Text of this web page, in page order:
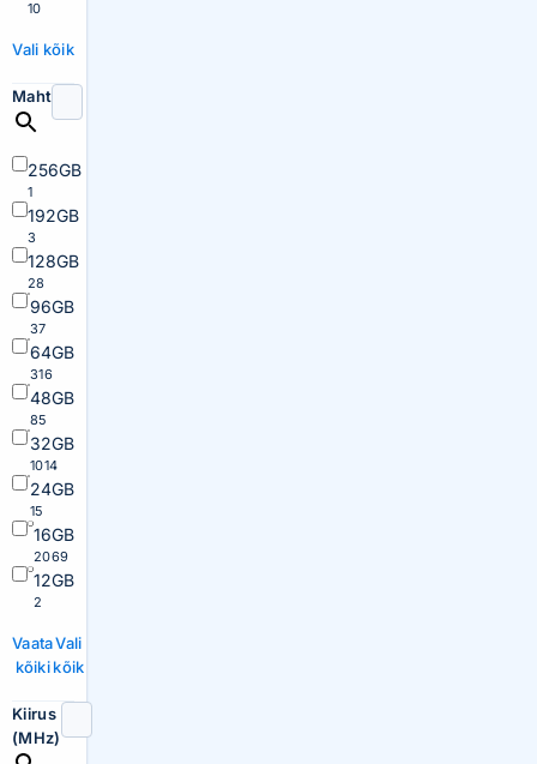
10
Vali kõik
Maht
256GB
1
192GB
3
128GB
28
96GB
37
64GB
316
48GB
85
32GB
1014
24GB
15
16GB
2069
12GB
2
Vaata
kõiki
Vali
kõik
Kiirus
(MHz)